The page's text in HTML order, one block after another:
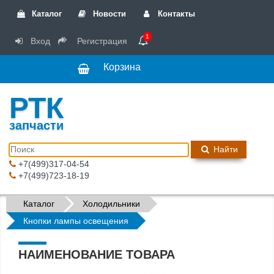
Каталог Новости Контакты
Вход Регистрация 1
Корзина
РТК
запчасти
Найти
+7(499)317-04-54
+7(499)723-18-19
Каталог
Холодильники
Кнопки лампы освещения
НАИМЕНОВАНИЕ ТОВАРА